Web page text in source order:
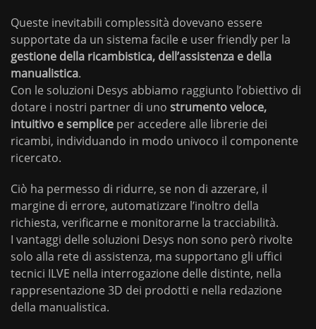
Queste inevitabili complessità dovevano essere
supportate da un sistema facile e user friendly per la
gestione della ricambistica, dell’assistenza e della
manualistica.
Con le soluzioni Desys abbiamo raggiunto l’obiettivo di
dotare i nostri partner di uno strumento veloce,
intuitivo e semplice per accedere alle librerie dei
ricambi, individuando in modo univoco il componente
ricercato.
Ciò ha permesso di ridurre, se non di azzerare, il
margine di errore, automatizzare l’inoltro della
richiesta, verificarne e monitorarne la tracciabilità.
I vantaggi delle soluzioni Desys non sono però rivolte
solo alla rete di assistenza, ma supportano gli uffici
tecnici ILVE nella interrogazione delle distinte, nella
rappresentazione 3D dei prodotti e nella redazione
della manualistica.